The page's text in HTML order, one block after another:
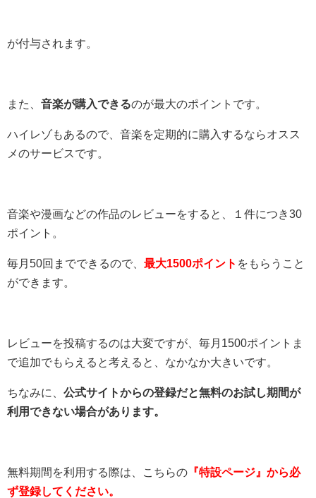
が付与されます。
また、 音楽が購入できるのが最大のポイントです。
ハイレゾもあるので、音楽を定期的に購入するならオスス
メのサービスです。
音楽や漫画などの作品のレビューをすると、１件につき30
ポイント。
毎月50回までできるので、 最大1500ポイント をもらうこと
ができます。
レビューを投稿するのは大変ですが、毎月1500ポイントま
で追加でもらえると考えると、なかなか大きいです。
ちなみに、 公式サイトからの登録だと無料のお試し期間が
利用できない場合があります。
無料期間を利用する際は、こちらの 『特設ページ』から必
ず登録してください。